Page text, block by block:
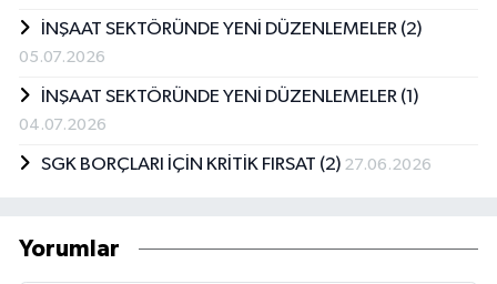
İNŞAAT SEKTÖRÜNDE YENİ DÜZENLEMELER (2)
05.07.2026
İNŞAAT SEKTÖRÜNDE YENİ DÜZENLEMELER (1)
04.07.2026
SGK BORÇLARI İÇİN KRİTİK FIRSAT (2) 27.06.2026
Yorumlar